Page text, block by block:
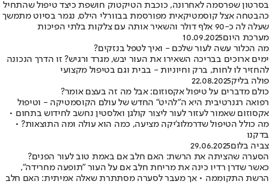
בסרטון שפרסמה לאחרונה, כוכבת הטיקטוק חושפת כיצד טיפול שהתחיל
כהבטחה אצל קוסמטיקאית מפורסמת בבוורלי הילס, נגמר בסיוט מתמשך
שעלה לה כ-90 אלף דולר והשאיר אותה עם צלקות בלתי הפיכות
מערכת היום10.09.2025
מה הכלור עשה לעור שלכם - ואיך לטפל בנזקים?
ימים ארוכים בבריכה השאירו את העור יבש, מגרד ורגיש? זו הדרך הנכונה
להחזיר לו לחות, ברק וחיוניות - בבית וגם בטיפול מקצועי
פולה בליק22.08.2025
כולם מדברים על טיפול אקסוזום: אבל מה זה בעצם אומר?
רפואה רגנרטיבית היא ה"להיט" החדש של עולם הקוסמטיקה - וטיפול
אקסוזום שאמור לעזור לעור ליצור קולגן ואלסטין נחשב לחידוש בתחום •
מה כולל הטיפול שדרמלוג'יקה מציעה, כמה הוא עולה ומה התוצאות? •
בדקנו
צביה בלום29.06.2025
הסערה שהציתה את הרשת: האם חלב אם באמת טוב לעור הפנים?
כאשר שדרן רדיו כינה את מריחת חלב אם על העור "תופעה מחרידה",
הרשת התקוממה • אך מעבר לסערה מסתתרת שאלה אמיתית: האם חלב